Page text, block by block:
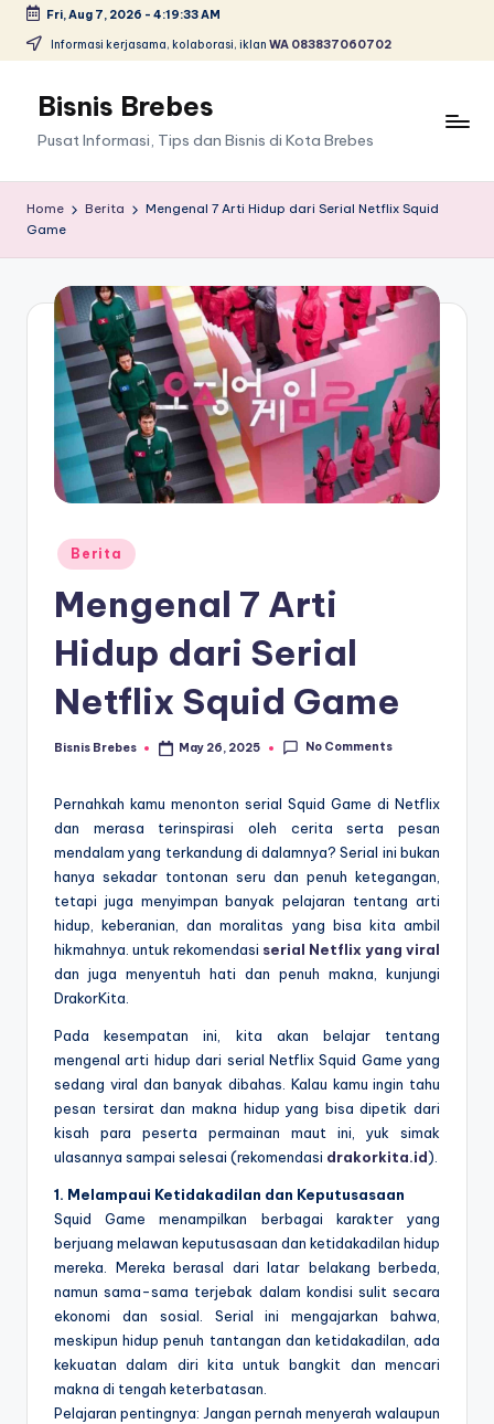
Skip
content
Fri, Aug 7, 2026 - 4:19:33 AM
Informasi kerjasama, kolaborasi, iklan WA 083837060702
Bisnis Brebes
Pusat Informasi, Tips dan Bisnis di Kota Brebes
Home Berita
Mengenal 7 Arti Hidup dari Serial Netflix Squid
Game
Posted
in
Berita
Mengenal 7 Arti
Hidup dari Serial
Netflix Squid Game
Posted
Bisnis Brebes May 26, 2025 No Comments
Pernahkah kamu menonton serial Squid Game di Netflix
dan merasa terinspirasi oleh cerita serta pesan
mendalam yang terkandung di dalamnya? Serial ini bukan
hanya sekadar tontonan seru dan penuh ketegangan,
tetapi juga menyimpan banyak pelajaran tentang arti
hidup, keberanian, dan moralitas yang bisa kita ambil
hikmahnya. untuk rekomendasi serial Netflix yang viral
dan juga menyentuh hati dan penuh makna, kunjungi
DrakorKita.
Pada kesempatan ini, kita akan belajar tentang
mengenal arti hidup dari serial Netflix Squid Game yang
sedang viral dan banyak dibahas. Kalau kamu ingin tahu
pesan tersirat dan makna hidup yang bisa dipetik dari
kisah para peserta permainan maut ini, yuk simak
ulasannya sampai selesai (rekomendasi drakorkita.id).
1. Melampaui Ketidakadilan dan Keputusasaan
Squid Game menampilkan berbagai karakter yang
berjuang melawan keputusasaan dan ketidakadilan hidup
mereka. Mereka berasal dari latar belakang berbeda,
namun sama-sama terjebak dalam kondisi sulit secara
ekonomi dan sosial. Serial ini mengajarkan bahwa,
meskipun hidup penuh tantangan dan ketidakadilan, ada
kekuatan dalam diri kita untuk bangkit dan mencari
makna di tengah keterbatasan.
Pelajaran pentingnya: Jangan pernah menyerah walaupun